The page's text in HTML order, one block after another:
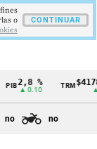
2,8 %
▲ 0.10
TRM
▲
no no
o
CONTINUAR